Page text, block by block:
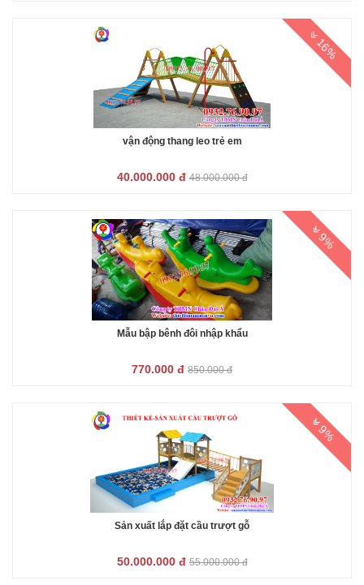
16%
vận động thang leo trẻ em
40.000.000 đ 48.000.000 đ
9%
Mẫu bập bênh đôi nhập khẩu
770.000 đ 850.000 đ
9%
Sản xuất lắp đặt cầu trượt gỗ
50.000.000 đ 55.000.000 đ